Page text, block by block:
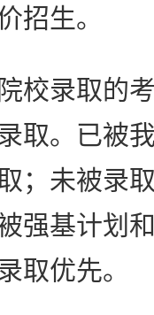
招生。
录取的考
取。已被
；未被录
强基计划
取优先。